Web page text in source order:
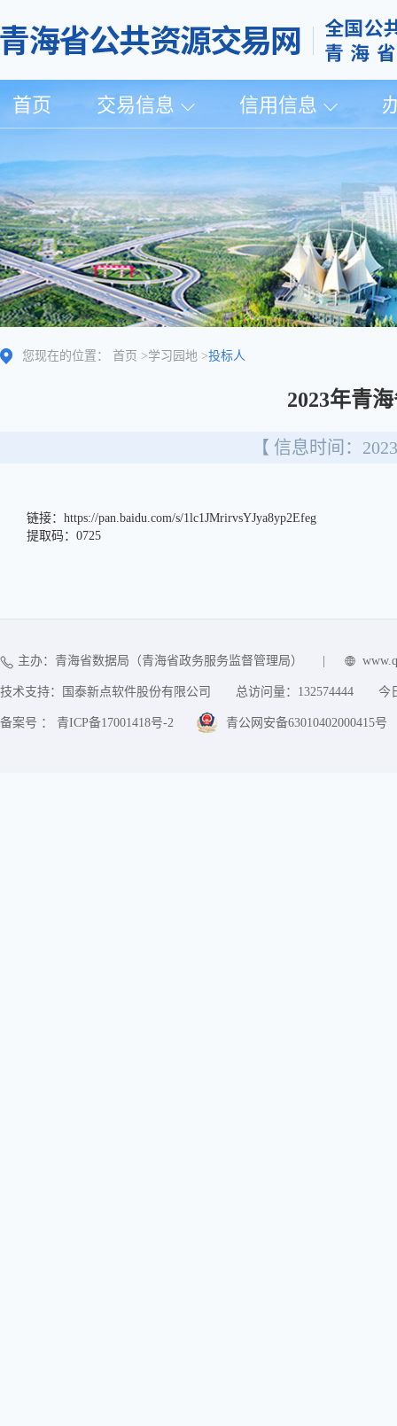
首页 交易信息 信用信息
您现在的位置： 首页 >学习园地 >投标人
2023年青
【 信息时间：
链接：https://pan.baidu.com/s/1lc1JMrirvsYJya8yp2Efeg
提取码：0725
主办：青海省数据局（青海省政务服务监督管理局）
技术支持：国泰新点软件股份有限公司 总访问量： 132574444 今
备案号 ： 青ICP备17001418号-2 青公网安备63010402000415号